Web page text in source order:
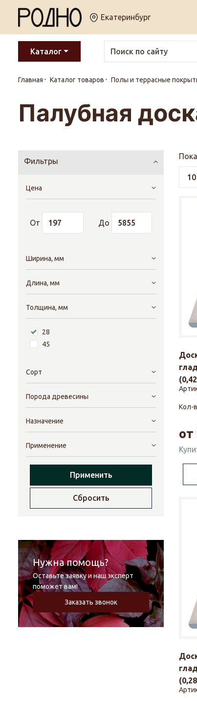
Екатеринбург
Каталог
Главная Каталог товаров Полы и террасные
Палубная
Фильтры
Цена
От До
Ширина, мм
Длина, мм
Толщина, мм
28
45
Сорт
Порода древесины
Назначение
Применение
Применить
Сбросить
Нужна помощь?
Оставьте заявку и наш эксперт
поможет вам!
Заказать звонок
Кол-
от